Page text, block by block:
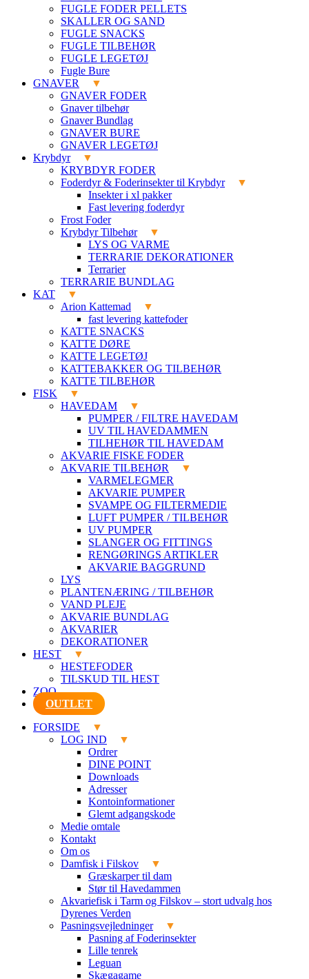
FUGLE FODER PELLETS
SKALLER OG SAND
FUGLE SNACKS
FUGLE TILBEHØR
FUGLE LEGETØJ
Fugle Bure
GNAVER
GNAVER FODER
Gnaver tilbehør
Gnaver Bundlag
GNAVER BURE
GNAVER LEGETØJ
Krybdyr
KRYBDYR FODER
Foderdyr & Foderinsekter til Krybdyr
Insekter i xl pakker
Fast levering foderdyr
Frost Foder
Krybdyr Tilbehør
LYS OG VARME
TERRARIE DEKORATIONER
Terrarier
TERRARIE BUNDLAG
KAT
Arion Kattemad
fast levering kattefoder
KATTE SNACKS
KATTE DØRE
KATTE LEGETØJ
KATTEBAKKER OG TILBEHØR
KATTE TILBEHØR
FISK
HAVEDAM
PUMPER / FILTRE HAVEDAM
UV TIL HAVEDAMMEN
TILHEHØR TIL HAVEDAM
AKVARIE FISKE FODER
AKVARIE TILBEHØR
VARMELEGMER
AKVARIE PUMPER
SVAMPE OG FILTERMEDIE
LUFT PUMPER / TILBEHØR
UV PUMPER
SLANGER OG FITTINGS
RENGØRINGS ARTIKLER
AKVARIE BAGGRUND
LYS
PLANTENÆRING / TILBEHØR
VAND PLEJE
AKVARIE BUNDLAG
AKVARIER
DEKORATIONER
HEST
HESTEFODER
TILSKUD TIL HEST
ZOO
OUTLET
FORSIDE
LOG IND
Ordrer
DINE POINT
Downloads
Adresser
Kontoinformationer
Glemt adgangskode
Medie omtale
Kontakt
Om os
Damfisk i Filskov
Græskarper til dam
Stør til Havedammen
Akvariefisk i Tarm og Filskov – stort udvalg hos
Dyrenes Verden
Pasningsvejledninger
Pasning af Foderinsekter
Lille tenrek
Leguan
Skægagame